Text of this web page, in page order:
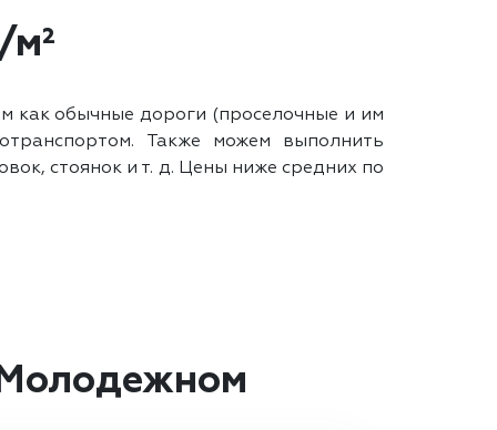
м²
как обычные дороги (проселочные и им
Также можем выполнить
стоянок и т. д. Цены ниже средних по